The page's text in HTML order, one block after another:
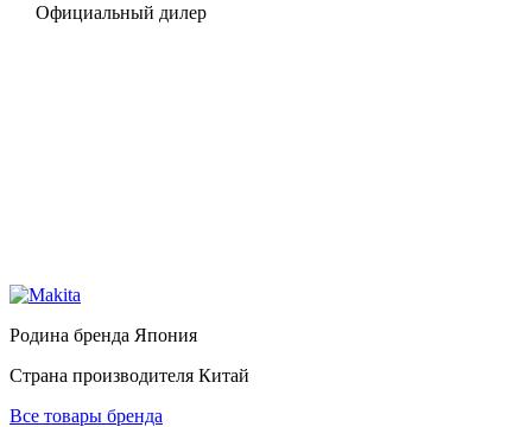
Официальный дилер
Родина бренда Япония
Страна производителя Китай
Все товары бренда